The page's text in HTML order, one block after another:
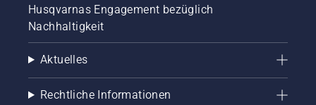
Husqvarnas Engagement bezüglich
Nachhaltigkeit
Aktuelles
Rechtliche Informationen